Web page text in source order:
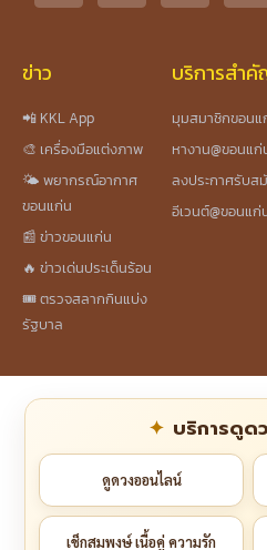
ข่าว
📲 KKL App
🎨 เครื่องมือแต่งภาพ
🌤️ พยากรณ์อากาศ
ขอนแก่น
📰 ข่าวขอนแก่น
🔥 ข่าวเด่นประเด็นร้อน
🎟️ ตรวจสลากกินแบ่ง
รัฐบาล
บริการสำ
มุมสมาชิกขอน
หางาน@ขอนแก่
ลงประกาศรับส
อีเวนต์@ขอนแก่
บริการดูด
ดูดวงออนไลน์
เช็กสมพงษ์ เนื้อคู่ ความรัก